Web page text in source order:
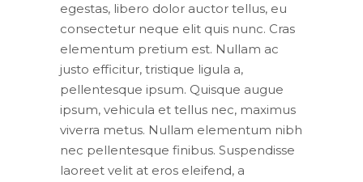
egestas, libero dolor auctor tellus, eu
consectetur neque elit quis nunc. Cras
elementum pretium est. Nullam ac
justo efficitur, tristique ligula a,
pellentesque ipsum. Quisque augue
ipsum, vehicula et tellus nec, maximus
viverra metus. Nullam elementum nibh
nec pellentesque finibus. Suspendisse
laoreet velit at eros eleifend, a